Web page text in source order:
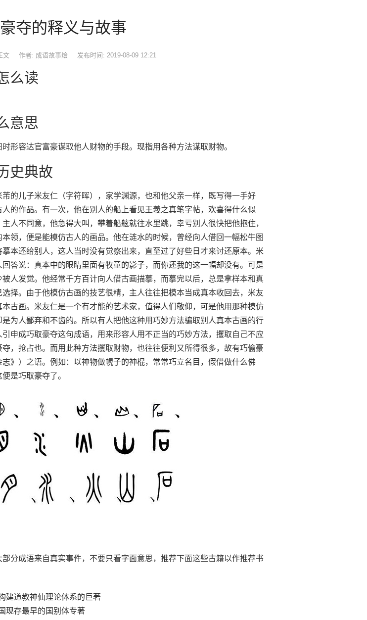
夺的释义与故事
文 作者: 成语故事烩 发布时间: 2019-08-09 12:21
么读
意思
形容达官富豪谋取他人财物的手段。现指用各种方法谋取财物。
史典故
儿子米友仁（字符晖），家学渊源，也和他父亲一样，既写得一手好
的作品。有一次，他在别人的船上看见王羲之真笔字帖，欢喜得什么似
人不同意，他急得大叫，攀着船舷就往水里跳，幸亏别人很快把他抱住，
领，便是能模仿古人的画品。他在涟水的时候，曾经向人借回一幅松牛图
本还给别人，这人当时没有觉察出来，直至过了好些日才来讨还原本。米
答说：真本中的眼睛里面有牧童的影子，而你还我的这一幅却没有。可是
人发觉。他经常千方百计向人借古画描摹，而摹完以后，总是拿样本和真
择。由于他模仿古画的技艺很精，主人往往把模本当成真本收回去，米友
古画。米友仁是一个有才能的艺术家，值得人们敬仰，可是他用那种模仿
为人鄙弃和不齿的。所以有人把他这种用巧妙方法骗取别人真本古画的行
申成巧取豪夺这句成语，用来形容人用不正当的巧妙方法，攫取自己不应
，抢占也。而用此种方法攫取财物，也往往便利又所得很多，故有巧偷豪
》）之语。例如：以神物做幌子的神棍，常常巧立名目，假借做什么佛
是巧取豪夺了。
分成语来自真实事件，不要只看字面意思，推荐下面这些古籍以作推荐书
建道教神仙理论体系的巨著
现存最早的国别体专著